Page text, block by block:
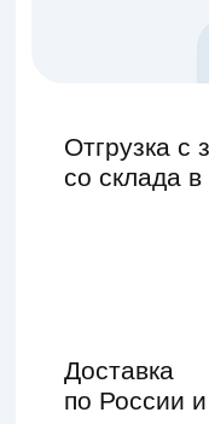
Доставка
по России и СНГ